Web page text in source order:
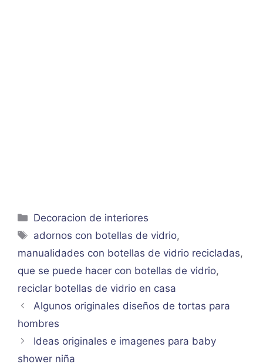
Categorías
Decoracion de interiores
Etiquetas
adornos con botellas de vidrio,
manualidades con botellas de vidrio recicladas,
que se puede hacer con botellas de vidrio,
reciclar botellas de vidrio en casa
Algunos originales diseños de tortas para
hombres
Ideas originales e imagenes para baby
shower niña